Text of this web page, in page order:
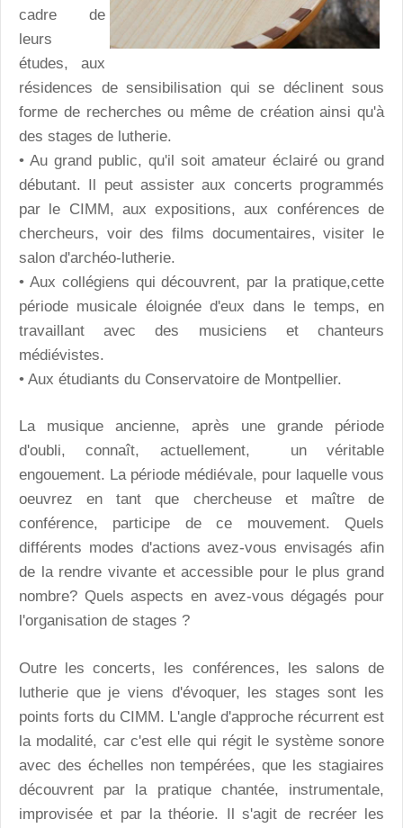
cadre de
leurs
études, aux
résidences de sensibilisation qui se déclinent sous
forme de recherches ou même de création ainsi qu'à
des stages de lutherie.
• Au grand public, qu'il soit amateur éclairé ou grand
débutant. Il peut assister aux concerts programmés
par le CIMM, aux expositions, aux conférences de
chercheurs, voir des films documentaires, visiter le
salon d'archéo-lutherie.
• Aux collégiens qui découvrent, par la pratique,cette
période musicale éloignée d'eux dans le temps, en
travaillant avec des musiciens et chanteurs
médiévistes.
• Aux étudiants du Conservatoire de Montpellier.
La musique ancienne, après une grande période
d'oubli, connaît, actuellement, un véritable
engouement. La période médiévale, pour laquelle vous
oeuvrez en tant que chercheuse et maître de
conférence, participe de ce mouvement. Quels
différents modes d'actions avez-vous envisagés afin
de la rendre vivante et accessible pour le plus grand
nombre? Quels aspects en avez-vous dégagés pour
l'organisation de stages ?
Outre les concerts, les conférences, les salons de
lutherie que je viens d'évoquer, les stages sont les
points forts du CIMM. L'angle d'approche récurrent est
la modalité, car c'est elle qui régit le système sonore
avec des échelles non tempérées, que les stagiaires
découvrent par la pratique chantée, instrumentale,
improvisée et par la théorie. Il s'agit de recréer les